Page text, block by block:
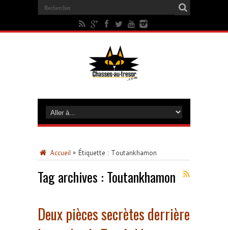
Accueil » Étiquette : Toutankhamon
Tag archives : Toutankhamon
Deux pièces secrètes derrière